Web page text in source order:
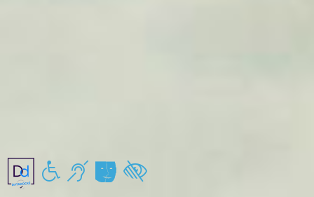
Handicap moteur
Handicap auditif
Handicap mental/pychiques
Handicap visuel